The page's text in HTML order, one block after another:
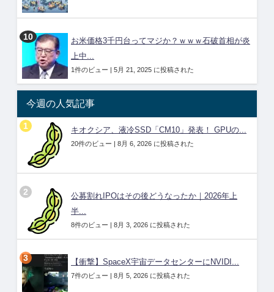
お米価格3千円台ってマジか？ｗｗｗ石破首相が炎
上中...
1件のビュー | 5月 21, 2025 に投稿された
今週の人気記事
キオクシア、液冷SSD「CM10」発表！ GPUの...
20件のビュー | 8月 6, 2026 に投稿された
公募割れIPOはその後どうなったか｜2026年上
半...
8件のビュー | 8月 3, 2026 に投稿された
【衝撃】SpaceX宇宙データセンターにNVIDI...
7件のビュー | 8月 5, 2026 に投稿された